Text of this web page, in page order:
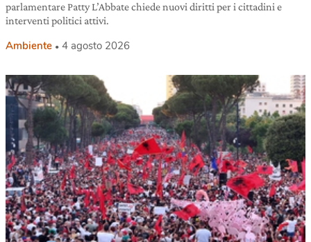
parlamentare Patty L’Abbate chiede nuovi diritti per i cittadini e
interventi politici attivi.
Ambiente 4 agosto 2026